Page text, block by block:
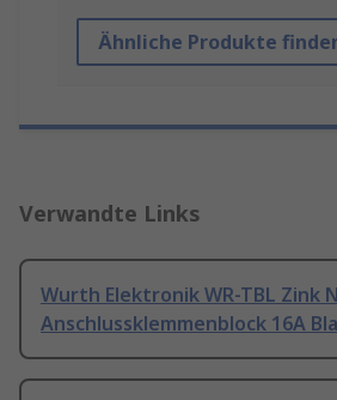
Ähnliche Produkte
Verwandte Links
Wurth Elektronik WR-TBL Zink
Anschlussklemmenblock 16A